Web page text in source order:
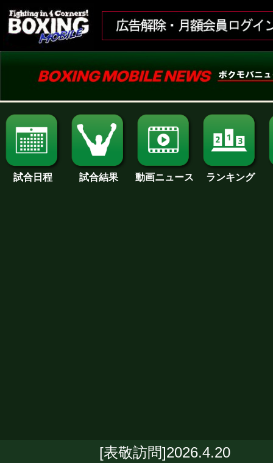
試合日程 試合結果 動画ニュース ランキング
[表敬訪問]2026.4.20